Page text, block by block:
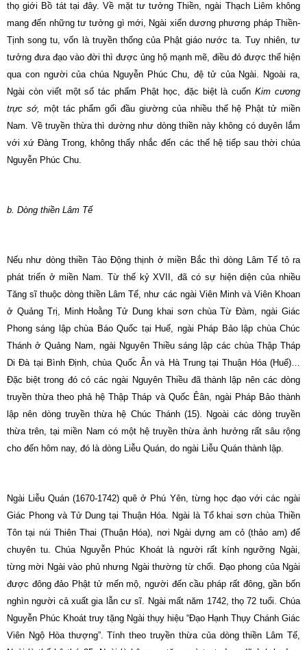
thọ giới Bồ tát tại đây. Về mặt tư tưởng Thiền, ngài Thạch Liêm không
mang đến những tư tưởng gì mới, Ngài xiển dương phương pháp Thiền-
Tịnh song tu, vốn là truyền thống của Phật giáo nước ta. Tuy nhiên, tư
tưởng đưa đạo vào đời thì được ủng hộ mạnh mẽ, điều đó được thể hiện
qua con người của chúa Nguyễn Phúc Chu, đệ tử của Ngài. Ngoài ra,
Ngài còn viết một số tác phẩm Phật học, đặc biệt là cuốnKim cương
trực sớ, một tác phẩm gối đầu giường của nhiều thế hệ Phật tử miền
Nam. Về truyền thừa thì dường như dòng thiền này không có duyên lắm
với xứ Ðàng Trong, không thấy nhắc đến các thế hệ tiếp sau thời chúa
Nguyễn Phúc Chu.
b. Dòng thiền Lâm Tế
Nếu như dòng thiền Tào Ðộng thịnh ở miền Bắc thì dòng Lâm Tế tỏ ra
phát triển ở miền Nam. Từ thế kỷ XVII, đã có sự hiện diện của nhiều
Tăng sĩ thuộc dòng thiền Lâm Tế, như các ngài Viên Minh và Viên Khoan
ở Quảng Trị, Minh Hoằng Tử Dung khai sơn chùa Từ Ðàm, ngài Giác
Phong sáng lập chùa Báo Quốc tại Huế, ngài Pháp Bảo lập chùa Chúc
Thánh ở Quảng Nam, ngài Nguyên Thiều sáng lập các chùa Thập Tháp
Di Ðà tại Bình Ðịnh, chùa Quốc Ân và Hà Trung tại Thuận Hóa (Huế)…
Ðặc biệt trong đó có các ngài Nguyên Thiều đã thành lập nên các dòng
truyền thừa theo phả hệ Thập Tháp và Quốc Êân, ngài Pháp Bảo thành
lập nên dòng truyền thừa hệ Chúc Thánh (15). Ngoài các dòng truyền
thừa trên, tại miền Nam có một hệ truyền thừa ảnh hưởng rất sâu rộng
cho đến hôm nay, đó là dòng Liễu Quán, do ngài Liễu Quán thành lập.
Ngài Liễu Quán (1670-1742) quê ở Phú Yên, từng học đạo với các ngài
Giác Phong và Tử Dung tại Thuận Hóa. Ngài là Tổ khai sơn chùa Thiền
Tôn tại núi Thiên Thai (Thuận Hóa), nơi Ngài dựng am cỏ (thảo am) để
chuyên tu. Chúa Nguyễn Phúc Khoát là người rất kính ngưỡng Ngài,
từng mời Ngài vào phủ nhưng Ngài thường từ chối. Ðạo phong của Ngài
được đông đảo Phật tử mến mộ, người đến cầu pháp rất đông, gần bốn
nghìn người cả xuất gia lẫn cư sĩ. Ngài mất năm 1742, thọ 72 tuổi. Chúa
Nguyễn Phúc Khoát truy tặng Ngài thụy hiệu “Ðạo Hạnh Thụy Chánh Giác
Viên Ngộ Hòa thượng”. Tính theo truyền thừa của dòng thiền Lâm Tế,